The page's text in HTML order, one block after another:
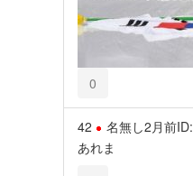
0
42 名無し2月前
あれま